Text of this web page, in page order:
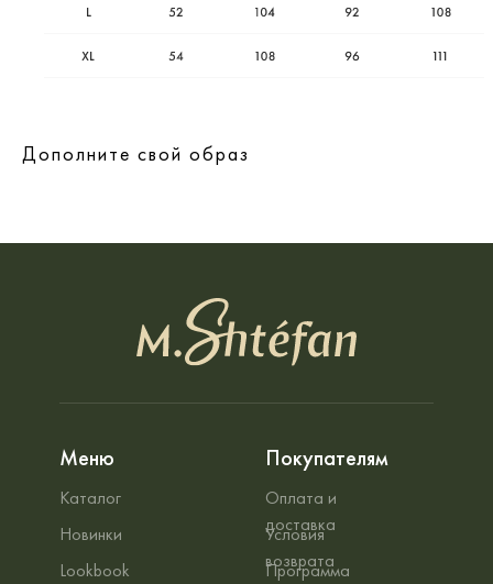
Дополните свой образ
Меню
Каталог
Новинки
Lookbook
Покупателям
Оплата и
доставка
Условия
возврата
Программа